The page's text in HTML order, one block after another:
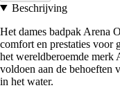
Beschrijving
Het dames badpak Arena
comfort en prestaties voor
het wereldberoemde merk
voldoen aan de behoeften
in het water.